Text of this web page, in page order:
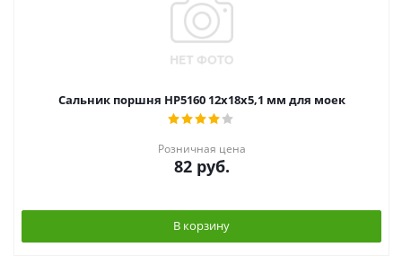
Сальник поршня HP5160 12х18х5,1 мм для моек
Розничная цена
82руб.
В корзину